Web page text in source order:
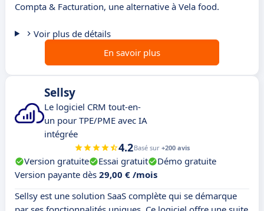
Compta & Facturation, une alternative à Vela food.
Voir plus de détails
En savoir plus
Sellsy
Le logiciel CRM tout-en-
un pour TPE/PME avec IA
intégrée
4.2Basé sur +200 avis
Version gratuite Essai gratuit
Démo gratuite
Version payante dès 29,00 € /mois
Sellsy est une solution SaaS complète qui se démarque